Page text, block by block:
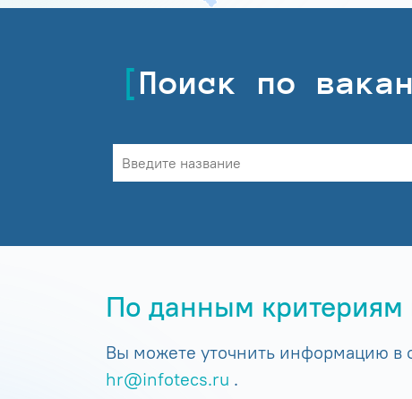
Поиск по
По данным критериям
Вы можете уточнить информацию в
hr@infotecs.ru .